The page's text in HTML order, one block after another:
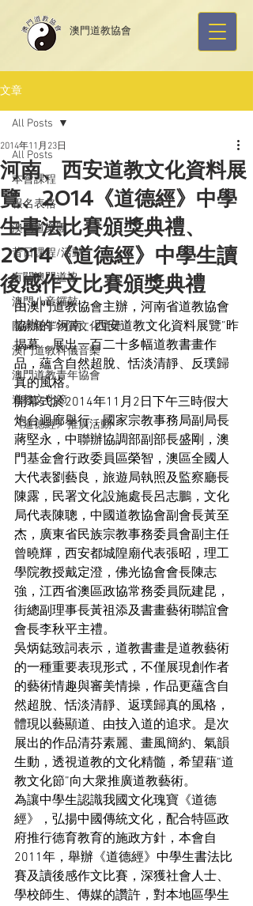
​澳門道教協會
文章
All Posts
本會課程
報名表格
澳門道樂團
昔日課程/活動
有關澳門道協
澳門八音鑼鼓
國家級非物質文化遺產
澳門道教科儀音樂
澳門道教青年協會
道教文化節
《道德經》推廣活動
All Posts
河南、西安道教文化資料展
覽、2014《道德經》中學
生書法比賽頒獎典禮、
2014《道德經》中學生讀
後感作文比賽頒獎典禮
2014年11月23日
由澳門道教協會主辦，河南省道教協會
協辦的“河南、西安道教文化資料展覽”昨
揭幕，展出一百二十多幅道教書畫作
品，蘊含自然超脫、恬淡清靜、反璞歸
真的風格。
開幕式於2014年11月2日下午三時假大
炮台迴廊舉行，國家宗教事務局副局長
蔣堅永，中聯辦協調部副部長盛剛，澳
門基金會行政委員區榮智，澳區全國人
大代表劉藝良，旅遊局執照及監察廳長
陳露，民署文化設施處長呂志鵬，文化
局代表陳聰，中國道教協會副會長黃至
杰，廣東省民族宗教事務委員會副主任
曾曉輝，西安都城隍廟代表張昭，理工
學院教授戴定澄，佛光協會會長陳志
強，江西省澳區政協常務委員阮建昆，
街總副理事長黃祖添及書畫藝術聯誼會
會長李秋平主禮。
吳炳鋕致詞表示，道教書畫是道教藝術
的一種重要表現形式，不僅展現創作者
的藝術情趣與審美情操，作品更蘊含自
然超脫、恬淡清靜、返璞歸真的風格，
體現以藝顯道、由技入道的追求。是次
展出的作品清芬素麗、畫風簡約、氣韻
生動，透視道教的文化精髓，希望藉“道
教文化節”向大衆推廣道教藝術。
為讓中學生認識我國文化瑰寶《道德
經》，弘揚中國傳統文化，配合特區政
府推行德育教育的施政方針，本會自
2011 年，舉辦《道德經》中學生書法比
賽及讀後感作文比賽，深獲社會人士、
學校師生、傳媒的讚許，對本地區學生